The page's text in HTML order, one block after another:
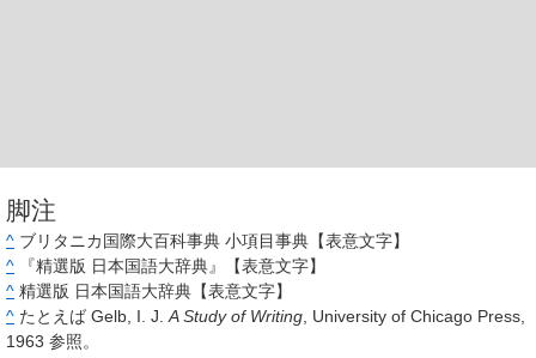
脚注
^ ブリタニカ国際大百科事典 小項目事典【表意文字】
^
『精選版 日本国語大辞典』【表意文字】
^ 精選版 日本国語大辞典【表意文字】
^ たとえば Gelb, I. J. A Study of Writing , University of Chicago Press,
1963 参照。